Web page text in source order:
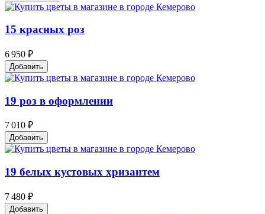
15 красных роз
6 950 ₽
Добавить
19 роз в оформлении
7 010 ₽
Добавить
19 белых кустовых хризантем
7 480 ₽
Добавить